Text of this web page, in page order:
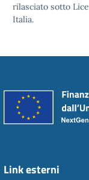
rilasciato sotto
Italia.
Link esterni